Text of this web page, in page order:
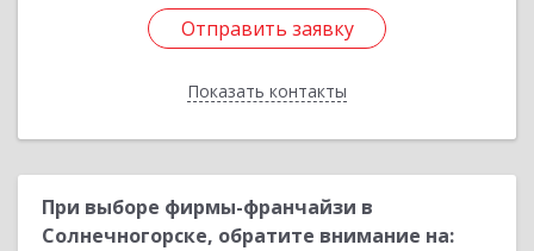
Отправить заявку
Показать контакты
Отправить заявку
Назад
При выборе фирмы-франчайзи в
Солнечногорске, обратите внимание на: